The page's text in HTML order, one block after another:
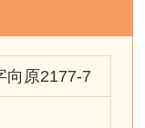
向原2177-7